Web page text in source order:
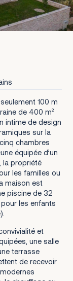
100 m
de 400 m²
intime de design
sur la
chambres
équipée d’un
la propriété
les familles ou
maison est
piscine de 32
les enfants
et
une salle
terrasse
de recevoir